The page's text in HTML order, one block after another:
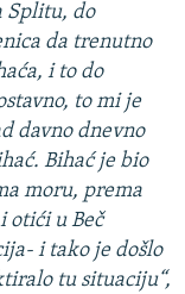
Splitu, do
da trenutno
i to do
to mi je
davno dnevno
Bihać je bio
moru, prema
otići u Beč
i tako je došlo
tu situaciju“,